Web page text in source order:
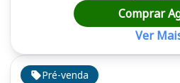
Pré-venda
Comprar
Ver